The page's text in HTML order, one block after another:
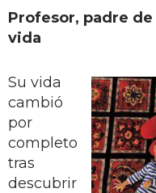
Profesor, padre
vida
Su vida
cambió
por
completo
tras
descubrir